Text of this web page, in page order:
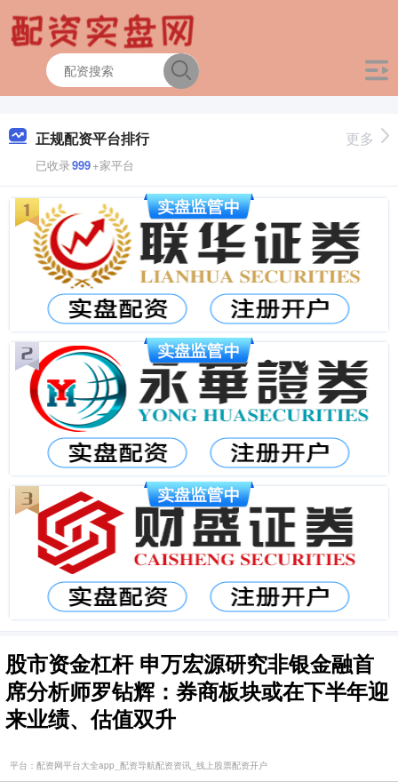
正规配资平台排行
已收录999+家平台
更多
股市资金杠杆 申万宏源研究非银金融首
席分析师罗钻辉：券商板块或在下半年迎
来业绩、估值双升
平台：配资网平台大全app_配资导航配资资讯_线上股票配资开户